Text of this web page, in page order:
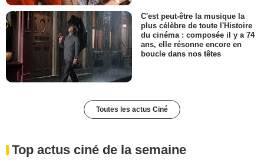
C'est peut-être la musique la
plus célèbre de toute l'Histoire
du cinéma : composée il y a 74
ans, elle résonne encore en
boucle dans nos têtes
Toutes les actus Ciné
Top actus ciné de la semaine